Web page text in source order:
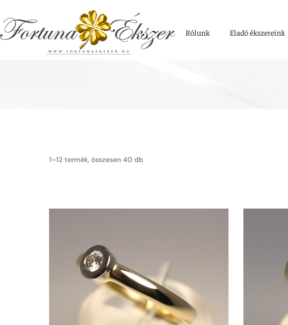
Rólunk Eladó ékszereink
1–12 termék, összesen 40 db